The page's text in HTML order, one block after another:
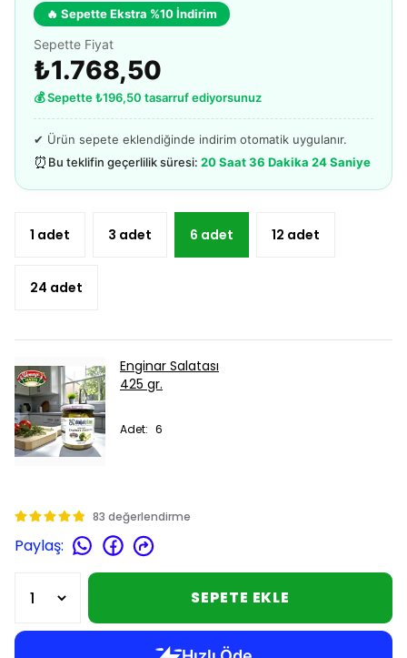
🔥 Sepette Ekstra %10 İndirim
Sepette Fiyat
₺1.768,50
💰 Sepette ₺196,50 tasarruf ediyorsunuz
✔ Ürün sepete eklendiğinde indirim otomatik uygulanır.
⏰ Bu teklifin geçerlilik süresi:20 Saat 36 Dakika 24 Saniye
1 adet 3 adet 6 adet 12 adet
24 adet
Enginar Salatası
425 gr.
Adet: 6
83 değerlendirme
Paylaş:
SEPETE EKLE